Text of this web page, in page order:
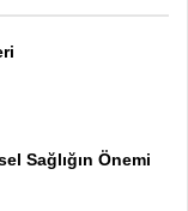
Sağlığın Önemi